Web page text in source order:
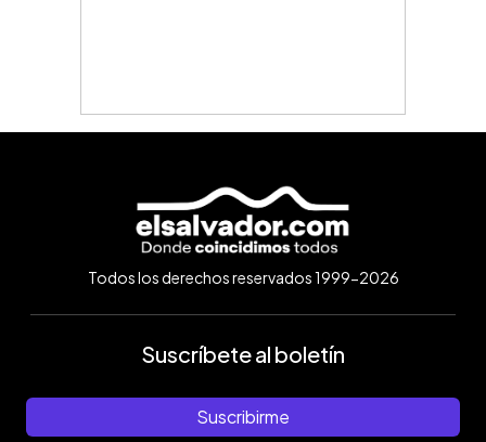
Todos los derechos reservados 1999-2026
Suscríbete al boletín
Suscribirme